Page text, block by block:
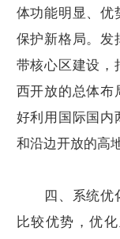
体功能明显、优
保护新格局。发
带核心区建设，
西开放的总体布
好利用国际国内
和沿边开放的高地
四、系统优化
比较优势，优